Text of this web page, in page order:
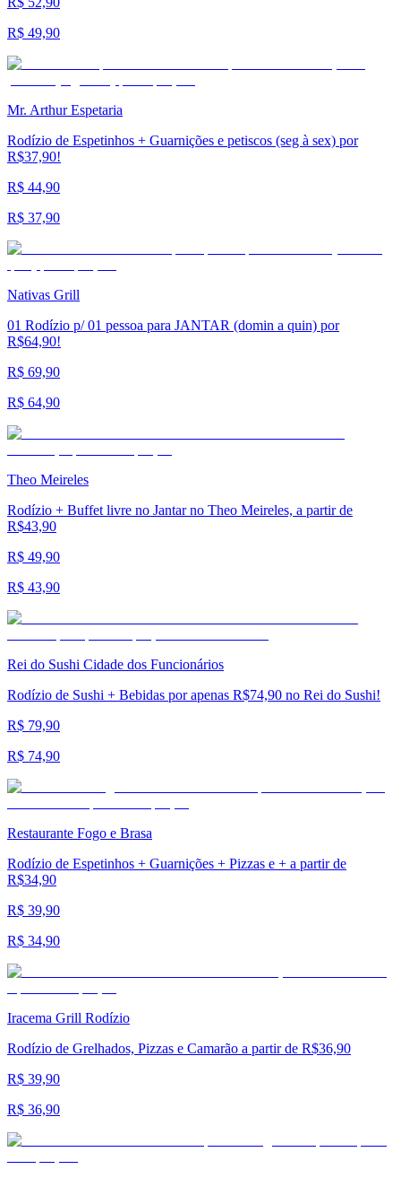
R$ 49,90
Mr. Arthur Espetaria
Rodízio de Espetinhos + Guarnições e petiscos (seg à sex) por
R$37,90!
R$ 44,90
R$ 37,90
Nativas Grill
01 Rodízio p/ 01 pessoa para JANTAR (domin a quin) por
R$64,90!
R$ 69,90
R$ 64,90
Theo Meireles
Rodízio + Buffet livre no Jantar no Theo Meireles, a partir de
R$43,90
R$ 49,90
R$ 43,90
Rei do Sushi Cidade dos Funcionários
Rodízio de Sushi + Bebidas por apenas R$74,90 no Rei do Sushi!
R$ 79,90
R$ 74,90
Restaurante Fogo e Brasa
Rodízio de Espetinhos + Guarnições + Pizzas e + a partir de
R$34,90
R$ 39,90
R$ 34,90
Iracema Grill Rodízio
Rodízio de Grelhados, Pizzas e Camarão a partir de R$36,90
R$ 39,90
R$ 36,90